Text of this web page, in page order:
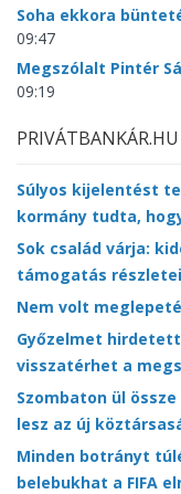
Soha ekkora
09:47
Megszólalt Pintér
09:19
Súlyos kijelentést
kormány tudta,
Sok család várja:
támogatás részletei
Nem volt
Győzelmet
visszatérhet a
Szombaton ül
lesz az új
Minden botrányt
belebukhat a FIFA